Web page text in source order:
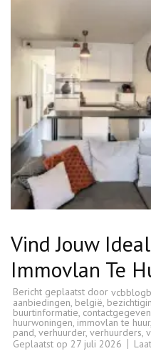
Vind Jouw
Immovlan Te
Bericht geplaatst door
aanbiedingen, belgië,
buurtinformatie,
huurwoningen, immovlan te huur,
pand, verhuurder, verhuurders,
Geplaatst op 27 juli 2026